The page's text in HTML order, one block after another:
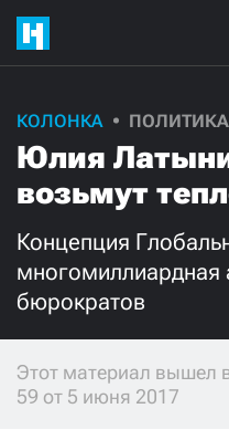
КОЛОНКА ПОЛИТИКА
Юлия
возьмут
Концепция
бюрократов
Этот материал вышел
59 от 5 июня 2017
нашу
Ежемесячно
3000
500